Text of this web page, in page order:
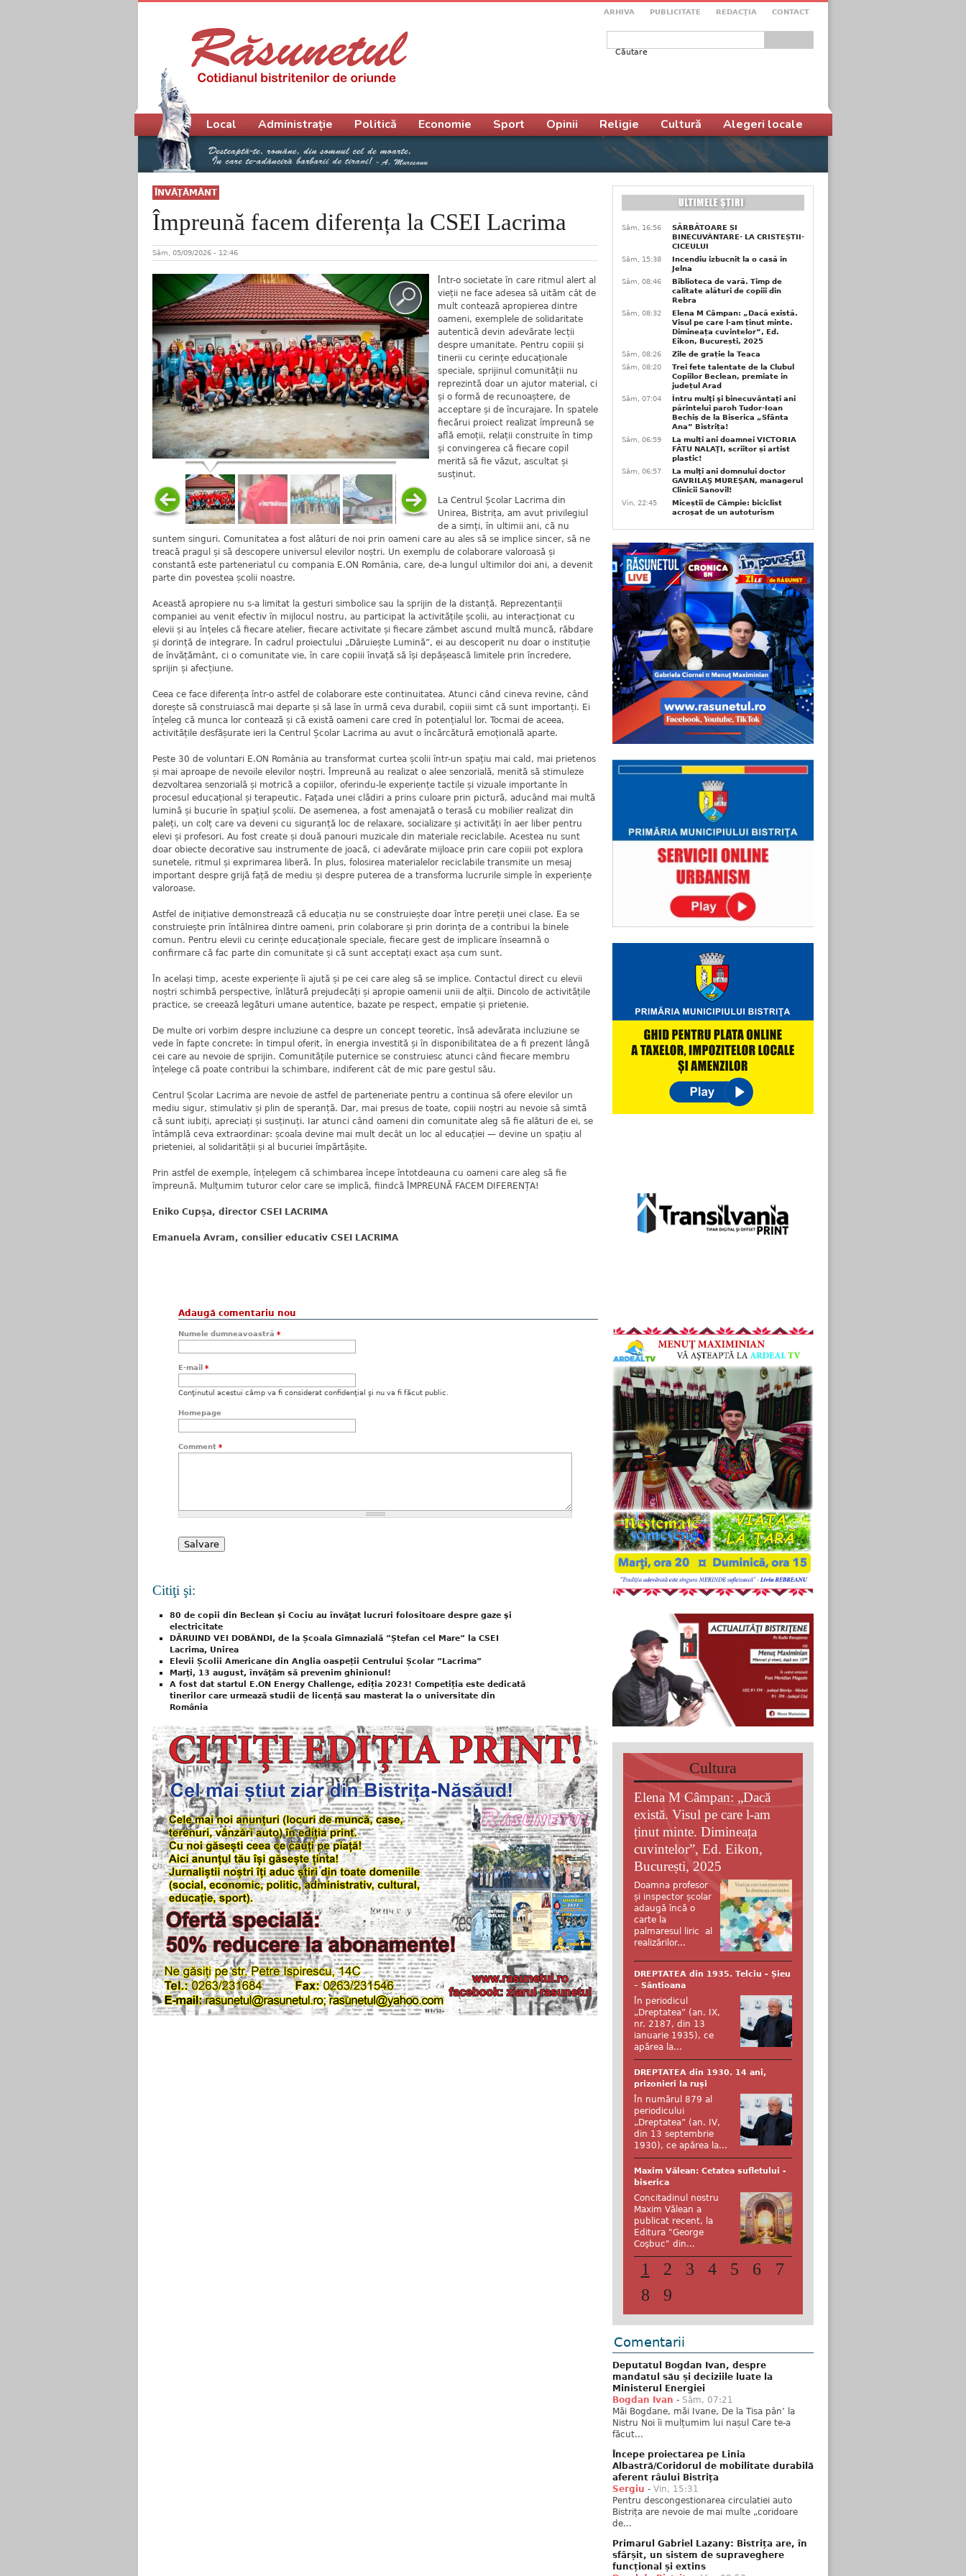
ARHIVA PUBLICITATE REDACŢIA CONTACT
Formular de căutare
ÎNVĂŢĂMÂNT
Împreună facem diferența la CSEI Lacrima
Sâm, 05/09/2026 - 12:46
Într-o societate în care ritmul alert al
vieții ne face adesea să uităm cât de
mult contează apropierea dintre
oameni, exemplele de solidaritate
autentică devin adevărate lecții
despre umanitate. Pentru copiii și
tinerii cu cerințe educaționale
speciale, sprijinul comunității nu
reprezintă doar un ajutor material, ci
și o formă de recunoaștere, de
acceptare și de încurajare. În spatele
fiecărui proiect realizat împreună se
află emoții, relații construite în timp
și convingerea că fiecare copil
merită să fie văzut, ascultat și
susținut.
La Centrul Școlar Lacrima din
Unirea, Bistrița, am avut privilegiul
de a simți, în ultimii ani, că nu
suntem singuri. Comunitatea a fost alături de noi prin oameni care au ales să se implice sincer, să ne
treacă pragul și să descopere universul elevilor noștri. Un exemplu de colaborare valoroasă și
constantă este parteneriatul cu compania E.ON România, care, de-a lungul ultimilor doi ani, a devenit
parte din povestea școlii noastre.
Această apropiere nu s-a limitat la gesturi simbolice sau la sprijin de la distanță. Reprezentanții
companiei au venit efectiv în mijlocul nostru, au participat la activitățile școlii, au interacționat cu
elevii și au înțeles că fiecare atelier, fiecare activitate și fiecare zâmbet ascund multă muncă, răbdare
și dorință de integrare. În cadrul proiectului „Dăruiește Lumină”, ei au descoperit nu doar o instituție
de învățământ, ci o comunitate vie, în care copiii învață să își depășească limitele prin încredere,
sprijin și afecțiune.
Ceea ce face diferența într-o astfel de colaborare este continuitatea. Atunci când cineva revine, când
dorește să construiască mai departe și să lase în urmă ceva durabil, copiii simt că sunt importanți. Ei
înțeleg că munca lor contează și că există oameni care cred în potențialul lor. Tocmai de aceea,
activitățile desfășurate ieri la Centrul Școlar Lacrima au avut o încărcătură emoțională aparte.
Peste 30 de voluntari E.ON România au transformat curtea școlii într-un spațiu mai cald, mai prietenos
și mai aproape de nevoile elevilor noștri. Împreună au realizat o alee senzorială, menită să stimuleze
dezvoltarea senzorială și motrică a copiilor, oferindu-le experiențe tactile și vizuale importante în
procesul educațional și terapeutic. Fațada unei clădiri a prins culoare prin pictură, aducând mai multă
lumină și bucurie în spațiul școlii. De asemenea, a fost amenajată o terasă cu mobilier realizat din
paleți, un colț care va deveni cu siguranță loc de relaxare, socializare și activități în aer liber pentru
elevi și profesori. Au fost create și două panouri muzicale din materiale reciclabile. Acestea nu sunt
doar obiecte decorative sau instrumente de joacă, ci adevărate mijloace prin care copiii pot explora
sunetele, ritmul și exprimarea liberă. În plus, folosirea materialelor reciclabile transmite un mesaj
important despre grijă față de mediu și despre puterea de a transforma lucrurile simple în experiențe
valoroase.
Astfel de inițiative demonstrează că educația nu se construiește doar între pereții unei clase. Ea se
construiește prin întâlnirea dintre oameni, prin colaborare și prin dorința de a contribui la binele
comun. Pentru elevii cu cerințe educaționale speciale, fiecare gest de implicare înseamnă o
confirmare că fac parte din comunitate și că sunt acceptați exact așa cum sunt.
În același timp, aceste experiențe îi ajută și pe cei care aleg să se implice. Contactul direct cu elevii
noștri schimbă perspective, înlătură prejudecăți și apropie oamenii unii de alții. Dincolo de activitățile
practice, se creează legături umane autentice, bazate pe respect, empatie și prietenie.
De multe ori vorbim despre incluziune ca despre un concept teoretic, însă adevărata incluziune se
vede în fapte concrete: în timpul oferit, în energia investită și în disponibilitatea de a fi prezent lângă
cei care au nevoie de sprijin. Comunitățile puternice se construiesc atunci când fiecare membru
înțelege că poate contribui la schimbare, indiferent cât de mic pare gestul său.
Centrul Școlar Lacrima are nevoie de astfel de parteneriate pentru a continua să ofere elevilor un
mediu sigur, stimulativ și plin de speranță. Dar, mai presus de toate, copiii noștri au nevoie să simtă
că sunt iubiți, apreciați și susținuți. Iar atunci când oameni din comunitate aleg să fie alături de ei, se
întâmplă ceva extraordinar: școala devine mai mult decât un loc al educației — devine un spațiu al
prieteniei, al solidarității și al bucuriei împărtășite.
Prin astfel de exemple, înțelegem că schimbarea începe întotdeauna cu oameni care aleg să fie
împreună. Mulțumim tuturor celor care se implică, fiindcă ÎMPREUNĂ FACEM DIFERENȚA!
Eniko Cupșa, director CSEI LACRIMA
Emanuela Avram, consilier educativ CSEI LACRIMA
Adaugă comentariu nou
Numele dumneavoastră *
E-mail *
Conţinutul acestui câmp va fi considerat confidenţial şi nu va fi făcut public.
Homepage
Comment *
Citiţi şi:
80 de copii din Beclean şi Cociu au învăţat lucruri folositoare despre gaze şi
electricitate
DĂRUIND VEI DOBÂNDI, de la Școala Gimnazială ”Ștefan cel Mare” la CSEI
Lacrima, Unirea
Elevii Școlii Americane din Anglia oaspeții Centrului Școlar ”Lacrima”
Marţi, 13 august, învăţăm să prevenim ghinionul!
A fost dat startul E.ON Energy Challenge, ediția 2023! Competiția este dedicată
tinerilor care urmează studii de licență sau masterat la o universitate din
România
Meniu principal
Local Administrație Politică Economie Sport Opinii Religie Cultură Alegeri locale
Sâm, 16:56
SĂRBĂTOARE ȘI
BINECUVÂNTARE- LA CRISTEȘTII-
CICEULUI
Sâm, 15:38
Incendiu izbucnit la o casă în
Jelna
Sâm, 08:46
Biblioteca de vară. Timp de
calitate alături de copiii din
Rebra
Sâm, 08:32
Elena M Câmpan: „Dacă există.
Visul pe care l-am ținut minte.
Dimineața cuvintelor”, Ed.
Eikon, București, 2025
Sâm, 08:26
Zile de grație la Teaca
Sâm, 08:20
Trei fete talentate de la Clubul
Copiilor Beclean, premiate in
județul Arad
Sâm, 07:04
Întru mulţi şi binecuvântați ani
părintelui paroh Tudor-Ioan
Bechiș de la Biserica „Sfânta
Ana” Bistrița!
Sâm, 06:59
La mulți ani doamnei VICTORIA
FĂTU NALAŢI, scriitor și artist
plastic!
Sâm, 06:57
La mulţi ani domnului doctor
GAVRILAŞ MUREŞAN, managerul
Clinicii Sanovil!
Vin, 22:45
Miceștii de Câmpie: biciclist
acroșat de un autoturism
Cultura
Elena M Câmpan: „Dacă
există. Visul pe care l-am
ținut minte. Dimineața
cuvintelor”, Ed. Eikon,
București, 2025
Doamna profesor
și inspector școlar
adaugă încă o
carte la
palmaresul liric al
realizărilor...
DREPTATEA din 1935. Telciu - Șieu
– Sântioana
În periodicul
„Dreptatea” (an. IX,
nr. 2187, din 13
ianuarie 1935), ce
apărea la...
DREPTATEA din 1930. 14 ani,
prizonieri la ruși
În numărul 879 al
periodicului
„Dreptatea” (an. IV,
din 13 septembrie
1930), ce apărea la...
Maxim Vălean: Cetatea sufletului -
biserica
Concitadinul nostru
Maxim Vălean a
publicat recent, la
Editura "George
Coşbuc" din...
1 2 3 4 5 6
7
8
9
Comentarii
Deputatul Bogdan Ivan, despre
mandatul său și deciziile luate la
Ministerul Energiei
Bogdan Ivan - Sâm, 07:21
Măi Bogdane, măi Ivane, De la Tisa pân’ la
Nistru Noi îi mulțumim lui nașul Care te-a
făcut...
Începe proiectarea pe Linia
Albastră/Coridorul de mobilitate durabilă
aferent râului Bistrița
Sergiu - Vin, 15:31
Pentru descongestionarea circulatiei auto
Bistrița are nevoie de mai multe „coridoare
de...
Primarul Gabriel Lazany: Bistrița are, în
sfârșit, un sistem de supraveghere
funcțional și extins